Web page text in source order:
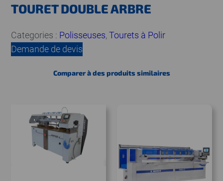
TOURET DOUBLE ARBRE
Categories : Polisseuses, Tourets à Polir
Demande de devis
Comparer à des produits similaires